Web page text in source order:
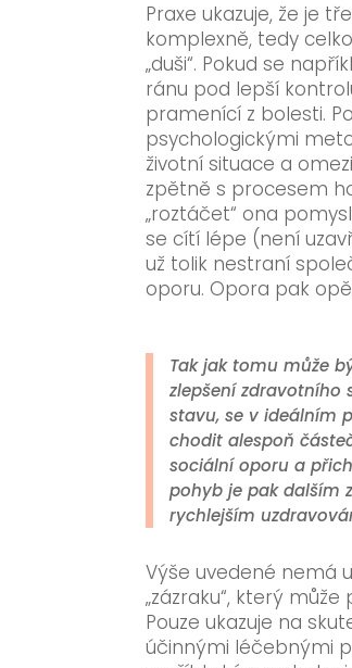
Praxe ukazuje, že je
komplexně, tedy
„duši“. Pokud se
ránu pod lepší
pramenící z bolesti.
psychologickými
životní situace a
zpětně s procesem
„roztáčet“ ona
se cítí lépe (není
už tolik nestraní
oporu. Opora pak
Tak jak tomu může
zlepšení zdravotního
stavu, se v ideálním
chodit alespoň
sociální oporu a
pohyb je pak dalším
rychlejším
Výše uvedené nemá
„zázraku“, který
Pouze ukazuje na
účinnými léčebnými